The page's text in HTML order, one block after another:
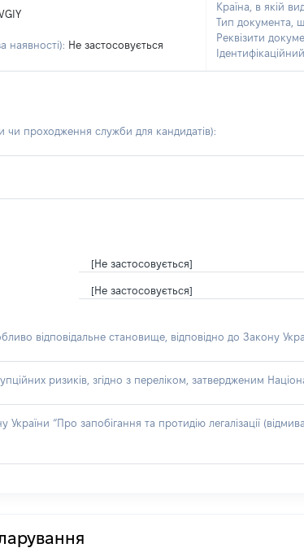
наявності): Не застосовується
Країна, в якій
Тип документа,
Реквізити
чи проходження служби для кандидатів):
[Не застосовується]
[Не застосовується]
відповідальне становище, відповідно до Закону
ризиків, згідно з переліком, затвердженим
України “Про запобігання та протидію легалізації